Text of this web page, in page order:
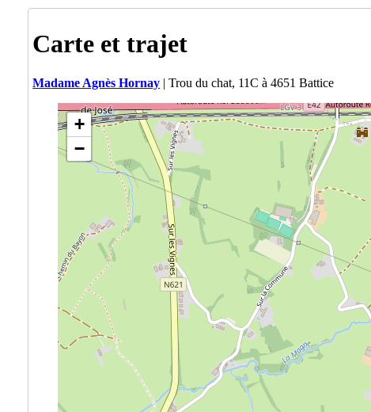
Carte et trajet
Madame Agnès Hornay | Trou du chat, 11C à 4651 Battice
+
−